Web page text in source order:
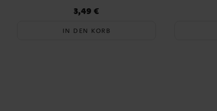
Preis:3,49 €
3,49 €
IN DEN KORB